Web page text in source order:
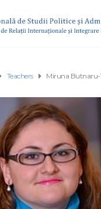
Teachers Miruna Butnaru-